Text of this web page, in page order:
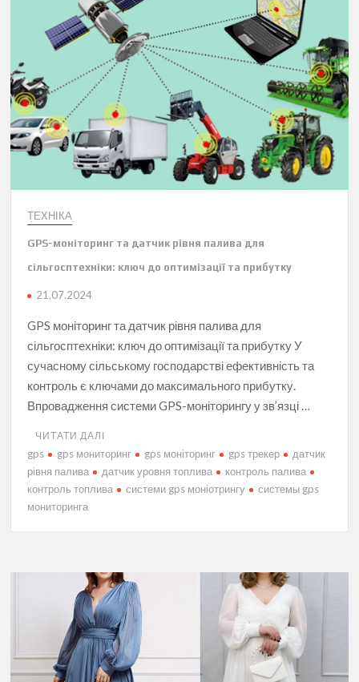
ТЕХНІКА
GPS-моніторинг та датчик рівня палива для
сільгосптехніки: ключ до оптимізації та прибутку
21.07.2024
GPS моніторинг та датчик рівня палива для
сільгосптехніки: ключ до оптимізації та прибутку У
сучасному сільському господарстві ефективність та
контроль є ключами до максимального прибутку.
Впровадження системи GPS-моніторингу у зв’язці …
ЧИТАТИ ДАЛІ
gps gps мониторинг gps моніторинг gps трекер
датчик
рівня палива
датчик уровня топлива
контроль палива
контроль топлива
системи gps моніотрингу
системы gps
мониторинга